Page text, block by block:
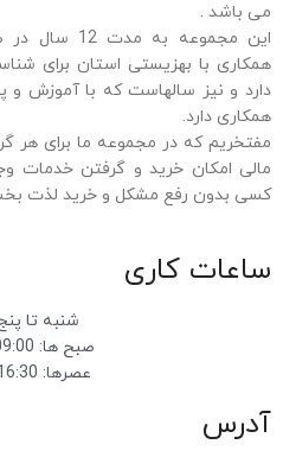
می باشد .
این مجموعه
همکاری با بهزیستی استان برای
دارد و نیز سالهاست که با آموزش و
همکاری دارد.
مفتخریم که در مجموعه ما برای هر
مالی امکان خرید و گرفتن خدمات
کسی بدون رفع مشکل و خرید لذت
ساعات کاری
شنبه تا
صبح ها: 09:00 - 13:00
عصرها: 16:30 - 20:30
آدرس